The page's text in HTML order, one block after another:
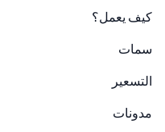
كيف يعمل؟
سمات
التسعير
مدونات